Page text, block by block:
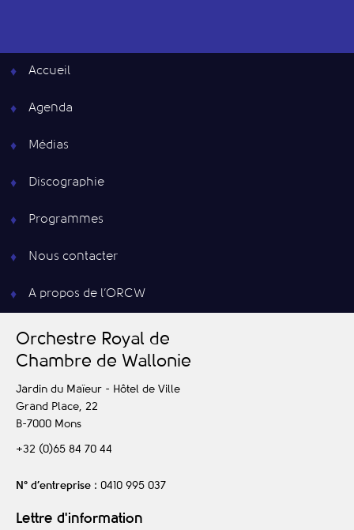
Accueil
Agenda
Médias
Discographie
Programmes
Nous contacter
A propos de l’ORCW
Orchestre Royal de
Chambre de Wallonie
Jardin du Maïeur - Hôtel de Ville
Grand Place, 22
B-7000 Mons
+32 (0)65 84 70 44
N° d’entreprise : 0410 995 037
Lettre d'information